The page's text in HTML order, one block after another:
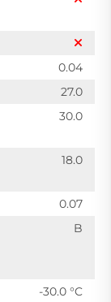
0.04
27.0
30.0
18.0
0.07
B
-30.0 °C